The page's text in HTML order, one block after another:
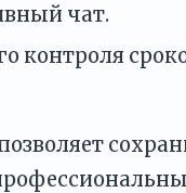
чат.
контроля